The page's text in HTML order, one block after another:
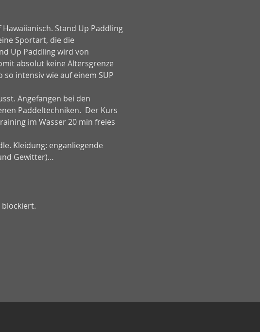
Hawaiianisch. Stand Up Paddling
Sportart, die die
Up Paddling wird von
absolut keine Altersgrenze
intensiv wie auf einem SUP
Angefangen bei den
Paddeltechniken.  Der Kurs
im Wasser 20 min freies
Kleidung: enganliegende
Gewitter)…
blockiert.